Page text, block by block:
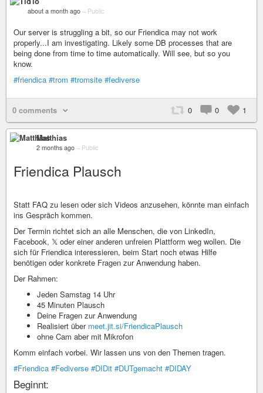
about a month ago – Public
Our server is struggling a bit, so our Friendica may not work
properly...I am investigating. Likely some DB processes that are
being done from time to time automatically. Will see, but so you
know.
#friendica #trom #tromsite #fediverse
0 comments 0 0 1
Matthias
2 months ago – Public
Friendica Plausch
Statt FAQ zu lesen oder sich Videos anzusehen, könnte man einfach
ins Gespräch kommen.
Der Termin richtet sich an alle Menschen, die von LinkedIn,
Facebook, 𝕏 oder einer anderen unfreien Plattform weg wollen. Die
sich für Friendica interessieren, beim Start noch etwas Hilfe
benötigen oder konkrete Fragen zur Anwendung haben.
Der Rahmen:
Jeden Samstag 14 Uhr
45 Minuten Plausch
Deine Fragen zur Anwendung
Realisiert über meet.jit.si/FriendicaPlausch
ohne Cam aber mit Mikrofon
Komm einfach vorbei. Wir lassen uns von den Themen tragen.
#Friendica #Fediverse #DIDit #DUTgemacht #DIDAY
Beginnt: